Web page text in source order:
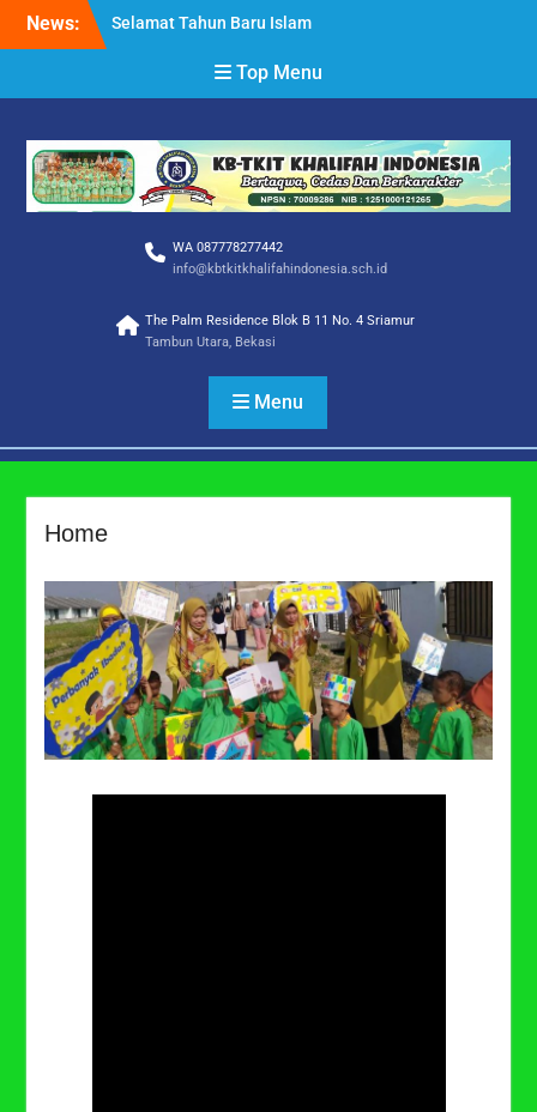
News:
Selamat Tahun Baru Islam
Selamat Hari Raya Idul
Adha 1447 H
SISWA/I TKIT KHALIFAH
INDONESIA
Top Menu
WA 087778277442
info@kbtkitkhalifahindonesia.sch.id
The Palm Residence Blok B 11 No. 4 Sriamur
Tambun Utara, Bekasi
Menu
Home